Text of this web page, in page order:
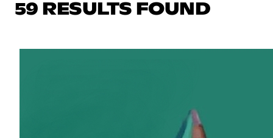
59 RESULTS FOUND